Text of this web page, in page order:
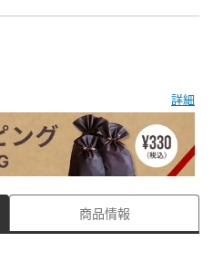
詳細
商品情報